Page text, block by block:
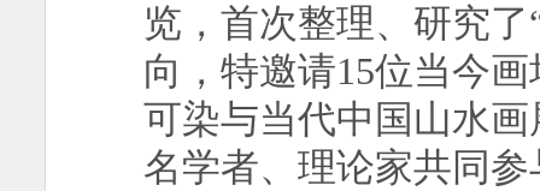
览，首次整理、研究
向，特邀请15位当今画
可染与当代中国山水
名学者、理论家共同